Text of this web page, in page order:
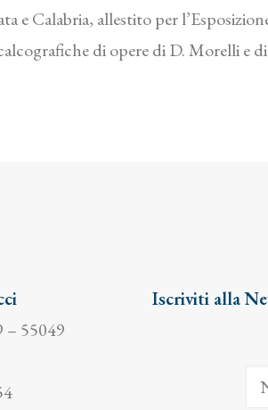
e Calabria, allestito per
di opere di D. Morelli e
– 55049
Iscriviti alla